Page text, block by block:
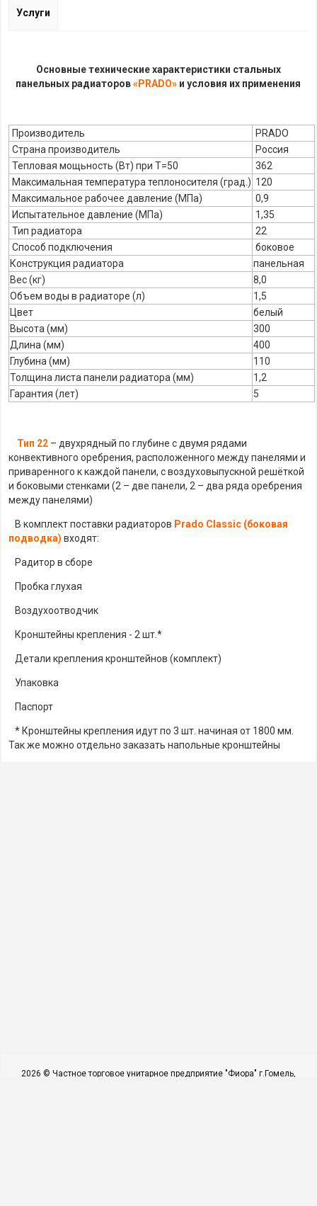
Услуги
Основные технические характеристики стальных
панельных радиаторов«PRADO» и условия их применения
Производитель
PRADO
Страна производитель
Россия
Тепловая мощьность (Вт) при Т=50
362
Максимальная температура теплоносителя (град.) 120
Максимальное рабочее давление (МПа)
0,9
Испытательное давление (МПа)
1,35
Тип радиатора
22
Способ подключения
боковое
Конструкция радиатора
панельная
Вес (кг)
8,0
Объем воды в радиаторе (л)
1,5
Цвет
белый
Высота (мм)
300
Длина (мм)
400
Глубина (мм)
110
Толщина листа панели радиатора (мм)
1,2
Гарантия (лет)
5
Тип 22 – двухрядный по глубине с двумя рядами
конвективного оребрения, расположенного между панелями и
приваренного к каждой панели, с воздуховыпускной решёткой
и боковыми стенками (2 – две панели, 2 – два ряда оребрения
между панелями)
В комплект поставки радиаторов Prado Classic (боковая
подводка)входят:
Радитор в сборе
Пробка глухая
Воздухоотводчик
Кронштейны крепления - 2 шт.*
Детали крепления кронштейнов (комплект)
Упаковка
Паспорт
* Кронштейны крепления идут по 3 шт. начиная от 1800 мм.
Так же можно отдельно заказать напольные кронштейны
2026 © Частное торговое унитарное предприятие "Фиора" г.Гомель,